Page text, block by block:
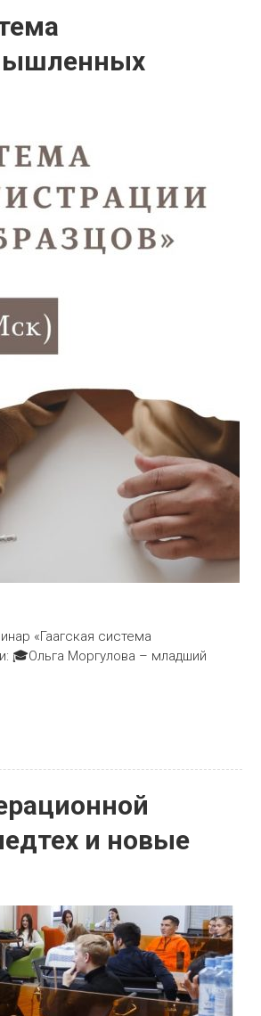
«Гаагская система
🎓Ольга Моргулова – младший
и новые